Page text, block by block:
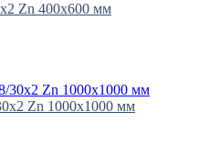
Zn 400х600 мм
Zn 1000х1000 мм